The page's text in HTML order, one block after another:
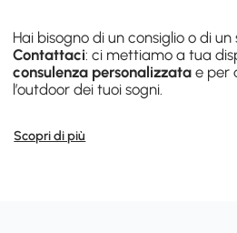
Hai bisogno di un consiglio o di
Contattaci: ci mettiamo a tua
consulenza personalizzata e per
l’outdoor dei tuoi sogni.
Scopri di più